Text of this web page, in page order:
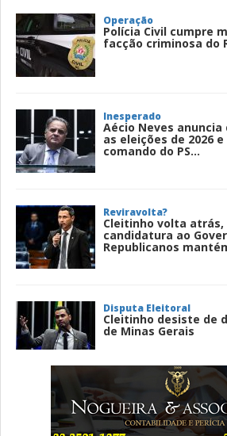
Operação
Polícia Civil cumpre
facção criminosa do
Inesperado
Aécio Neves
as eleições de 2026
comando do PS...
Reviravolta?
Cleitinho volta
candidatura ao
Republicanos
Disputa Eleitoral
Cleitinho desiste de
de Minas Gerais
Entenda
Pix Pensão
e como solicitar